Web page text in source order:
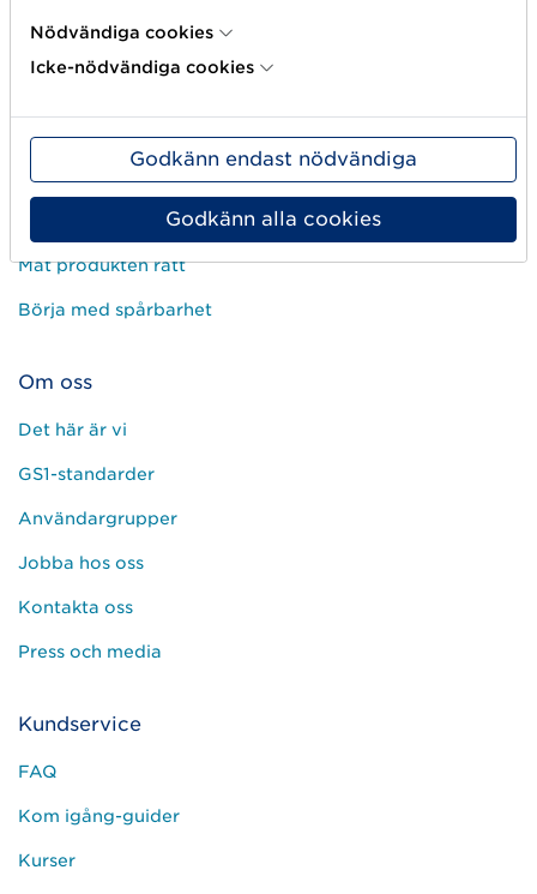
Kom igång
Använd GLN
Sälj på marknadsplatser
Dela artikelinformation
Mät produkten rätt
Börja med spårbarhet
Om oss
Det här är vi
GS1-standarder
Användargrupper
Jobba hos oss
Kontakta oss
Press och media
Kundservice
FAQ
Kom igång-guider
Kurser
Nödvändiga cookies
Icke-nödvändiga cookies
Godkänn endast nödvändiga
Godkänn alla cookies